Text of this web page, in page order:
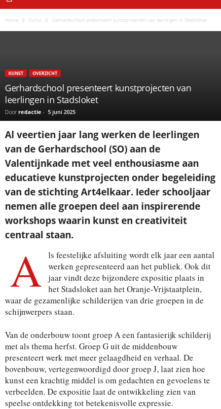
Home Kunst Gerhardschool presenteert kunstprojecten van leerlingen in Stadsloket
KUNST OVERZICHT
Gerhardschool presenteert kunstprojecten van
leerlingen in Stadsloket
Door redactie - 5 juni 2025
Al veertien jaar lang werken de leerlingen
van de Gerhardschool (SO) aan de
Valentijnkade met veel enthousiasme aan
educatieve kunstprojecten onder begeleiding
van de stichting Art4elkaar. Ieder schooljaar
nemen alle groepen deel aan inspirerende
workshops waarin kunst en creativiteit
centraal staan.
A
ls feestelijke afsluiting wordt elk jaar een aantal
werken gepresenteerd aan het publiek. Ook dit
jaar vindt deze bijzondere expositie plaats in
het Stadsloket aan het Oranje-Vrijstaatplein,
waar de gezamenlijke schilderijen van drie groepen in de
schijnwerpers staan.
Van de onderbouw toont groep A een fantasierijk schilderij
met als thema herfst. Groep G uit de middenbouw
presenteert werk met meer gelaagdheid en verhaal. De
bovenbouw, vertegenwoordigd door groep J, laat zien hoe
kunst een krachtig middel is om gedachten en gevoelens te
verbeelden. De expositie laat de ontwikkeling zien van
speelse ontdekking tot betekenisvolle expressie.